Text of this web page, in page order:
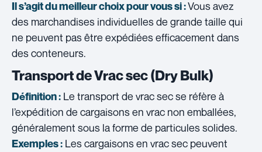
Il s’agit du meilleur choix pour vous si :Vous avez
des marchandises individuelles de grande taille qui
ne peuvent pas être expédiées efficacement dans
des conteneurs.
Transport de Vrac sec (Dry Bulk)
Définition : Le transport de vrac sec se réfère à
l’expédition de cargaisons en vrac non emballées,
généralement sous la forme de particules solides.
Exemples : Les cargaisons en vrac sec peuvent